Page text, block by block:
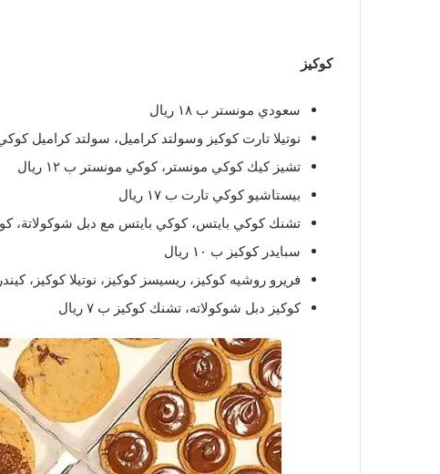
كوكيز
سعودي مونستر ب ١٨ ريال
نوتيلا تارت كوكيز وسولتد كراميل، سولتد كراميل كوكي
تشيز كيك كوكي مونستر، كوكي مونستر ب ١٢ ريال
بيستاشيو كوكي تارت ب ١٧ ريال
تشنك كوكي بايتس، كوكي بايتس مع دبل شوكولاتة، كوكي
سبايدر كوكيز ب ١٠ ريال
فريرو روشيه كوكيز، ريسيسز كوكيز، نوتيلا كوكيز، كيندر
كوكيز دبل شوكولاته، تشنك كوكيز ب ٧ ريال